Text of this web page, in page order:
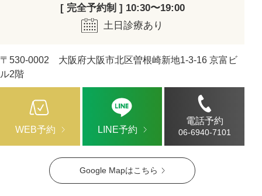
Google Mapはこちら
[ 完全予約制 ] 10:30〜19:00
土日診療あり
〒530-0002 大阪府大阪市北区曽根崎新地1-3-16 京富ビ
ル2階
WEB予約 LINE予約
電話予約
06-6940-7101